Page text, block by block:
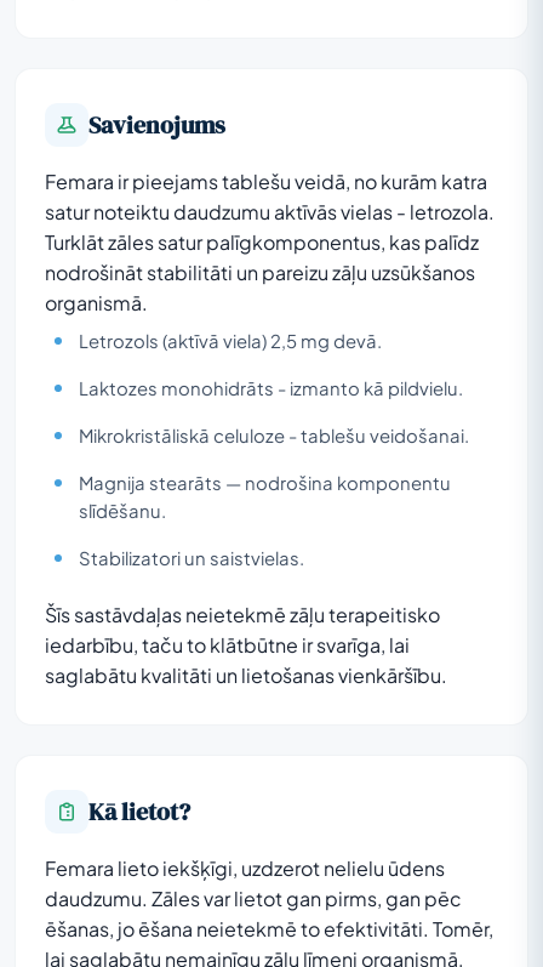
Savienojums
Femara ir pieejams tablešu veidā, no kurām katra
satur noteiktu daudzumu aktīvās vielas - letrozola.
Turklāt zāles satur palīgkomponentus, kas palīdz
nodrošināt stabilitāti un pareizu zāļu uzsūkšanos
organismā.
Letrozols (aktīvā viela) 2,5 mg devā.
Laktozes monohidrāts - izmanto kā pildvielu.
Mikrokristāliskā celuloze - tablešu veidošanai.
Magnija stearāts — nodrošina komponentu
slīdēšanu.
Stabilizatori un saistvielas.
Šīs sastāvdaļas neietekmē zāļu terapeitisko
iedarbību, taču to klātbūtne ir svarīga, lai
saglabātu kvalitāti un lietošanas vienkāršību.
Kā lietot?
Femara lieto iekšķīgi, uzdzerot nelielu ūdens
daudzumu. Zāles var lietot gan pirms, gan pēc
ēšanas, jo ēšana neietekmē to efektivitāti. Tomēr,
lai saglabātu nemainīgu zāļu līmeni organismā,